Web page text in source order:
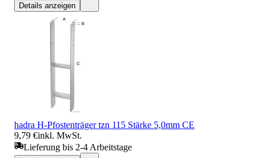
Details anzeigen
hadra H-Pfostenträger tzn 115 Stärke 5,0mm CE
9,79 €inkl. MwSt.
Lieferung bis 2-4 Arbeitstage